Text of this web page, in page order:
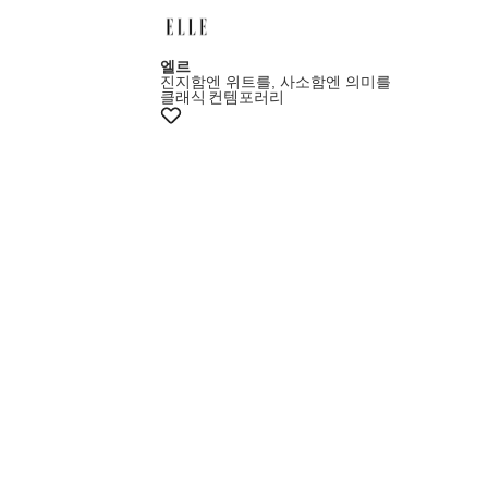
엘르
진지함엔 위트를, 사소함엔 의미를
클래식 컨템포러리